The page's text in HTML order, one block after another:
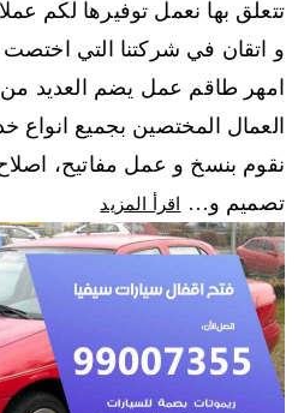
تتعلق بها نعمل توفيرها لكم
و اتقان في شركتنا التي اختصت
امهر طاقم عمل يضم العديد من
العمال المختصين بجميع انواع
نقوم بنسخ و عمل مفاتيح، اصلاح
تصميم و…
اقرأ المزيد